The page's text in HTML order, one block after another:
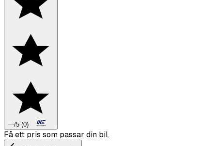
—/5 (0)
Boka däckbyte eller montering inför vintern.